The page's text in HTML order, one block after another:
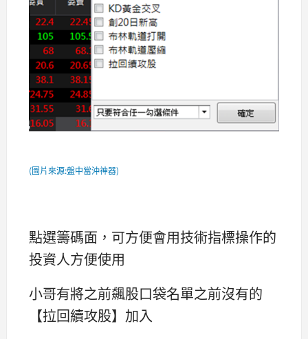
(圖片來源:盤中當沖神器)
點選籌碼面，可方便會用技術指標操作的
投資人方便使用
小哥有將之前飆股口袋名單之前沒有的
【拉回續攻股】加入